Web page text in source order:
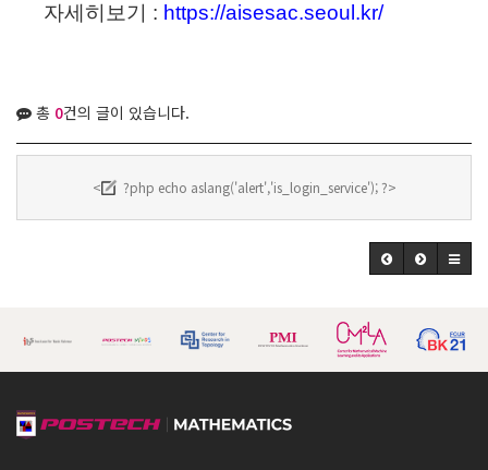
자세히보기 : https://aisesac.seoul.kr/
총 0건의 글이 있습니다.
< ?php echo aslang('alert','is_login_service'); ?>